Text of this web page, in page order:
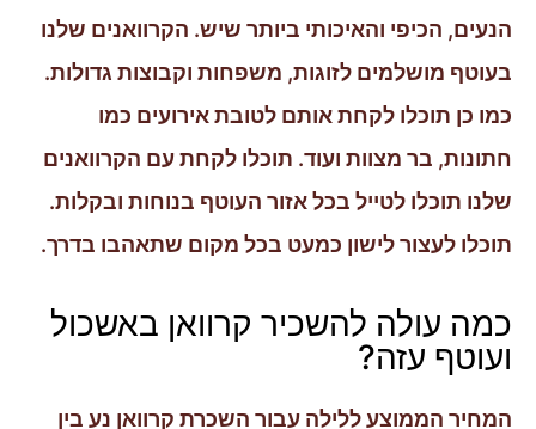
הנעים, הכיפי והאיכותי ביותר שיש. הקרוואנים שלנו
בעוטף מושלמים לזוגות, משפחות וקבוצות גדולות.
כמו כן תוכלו לקחת אותם לטובת אירועים כמו
חתונות, בר מצוות ועוד. תוכלו לקחת עם הקרוואנים
שלנו תוכלו לטייל בכל אזור העוטף בנוחות ובקלות.
תוכלו לעצור לישון כמעט בכל מקום שתאהבו בדרך.
כמה עולה להשכיר קרוואן באשכול
ועוטף עזה?
המחיר הממוצע ללילה עבור השכרת קרוואן נע בין